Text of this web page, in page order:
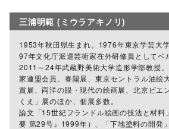
三浦明範 (ミウラアキノリ)
1953年秋田県生まれ。1976年東京学芸大
97年文化庁派遣芸術家在外研修員としてベ
2011～24年武蔵野美術大学造形学部教授
家連盟会員。春陽展、東京セントラル油絵
賞展、両洋の眼・現代の絵画展、北京ビエ
くえ」展のほか、個展多数。
論文「15世紀フランドル絵画の技法と材料
要 第29号』1999年）、「下地塗料の開発